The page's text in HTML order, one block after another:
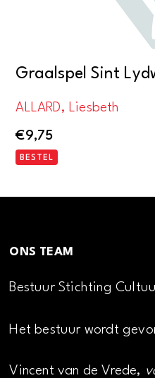
Graalspel Sint
ALLARD, Liesbeth
€9,75
BESTEL
ONS TEAM
Bestuur Stichting
Het bestuur wordt
Vincent van de Vrede,